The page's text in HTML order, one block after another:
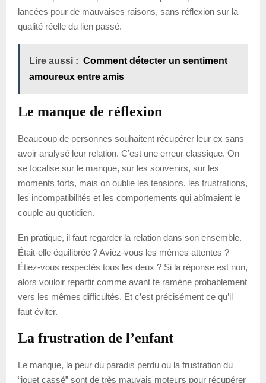
lancées pour de mauvaises raisons, sans réflexion sur la
qualité réelle du lien passé.
Lire aussi : Comment détecter un sentiment
amoureux entre amis
Le manque de réflexion
Beaucoup de personnes souhaitent récupérer leur ex sans
avoir analysé leur relation. C’est une erreur classique. On
se focalise sur le manque, sur les souvenirs, sur les
moments forts, mais on oublie les tensions, les frustrations,
les incompatibilités et les comportements qui abîmaient le
couple au quotidien.
En pratique, il faut regarder la relation dans son ensemble.
Était-elle équilibrée ? Aviez-vous les mêmes attentes ?
Étiez-vous respectés tous les deux ? Si la réponse est non,
alors vouloir repartir comme avant te ramène probablement
vers les mêmes difficultés. Et c’est précisément ce qu’il
faut éviter.
La frustration de l’enfant
Le manque, la peur du paradis perdu ou la frustration du
“jouet cassé” sont de très mauvais moteurs pour récupérer